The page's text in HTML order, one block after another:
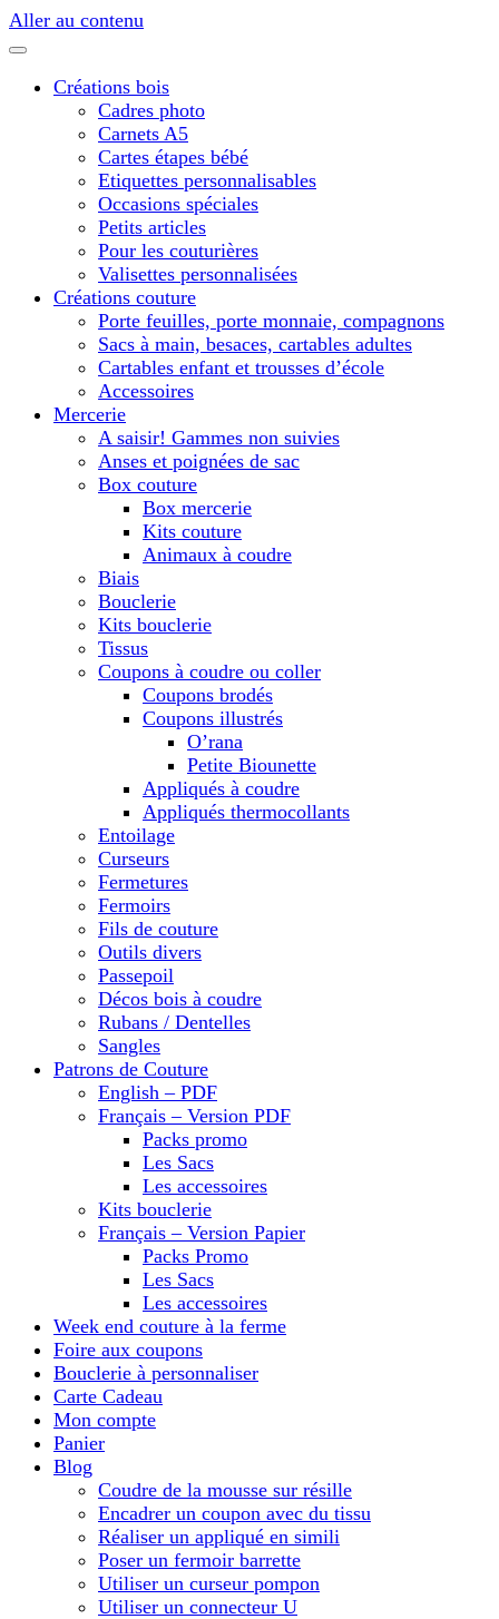
Aller au contenu
Créations bois
Cadres photo
Carnets A5
Cartes étapes bébé
Etiquettes personnalisables
Occasions spéciales
Petits articles
Pour les couturières
Valisettes personnalisées
Créations couture
Porte feuilles, porte monnaie, compagnons
Sacs à main, besaces, cartables adultes
Cartables enfant et trousses d’école
Accessoires
Mercerie
A saisir! Gammes non suivies
Anses et poignées de sac
Box couture
Box mercerie
Kits couture
Animaux à coudre
Biais
Bouclerie
Kits bouclerie
Tissus
Coupons à coudre ou coller
Coupons brodés
Coupons illustrés
O’rana
Petite Biounette
Appliqués à coudre
Appliqués thermocollants
Entoilage
Curseurs
Fermetures
Fermoirs
Fils de couture
Outils divers
Passepoil
Décos bois à coudre
Rubans / Dentelles
Sangles
Patrons de Couture
English – PDF
Français – Version PDF
Packs promo
Les Sacs
Les accessoires
Kits bouclerie
Français – Version Papier
Packs Promo
Les Sacs
Les accessoires
Week end couture à la ferme
Foire aux coupons
Bouclerie à personnaliser
Carte Cadeau
Mon compte
Panier
Blog
Coudre de la mousse sur résille
Encadrer un coupon avec du tissu
Réaliser un appliqué en simili
Poser un fermoir barrette
Utiliser un curseur pompon
Utiliser un connecteur U